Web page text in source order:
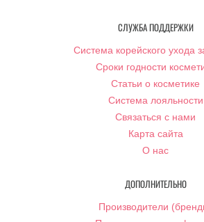
СЛУЖБА ПОДДЕРЖКИ
Система корейского ухода
Сроки годности
Статьи о косметике
Система лояльности
Связаться с нами
Карта сайта
О нас
ДОПОЛНИТЕЛЬНО
Производители